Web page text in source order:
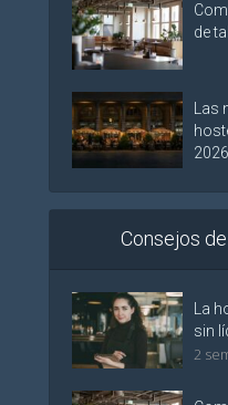
de
Las
2026
Consejos
La
sin
2